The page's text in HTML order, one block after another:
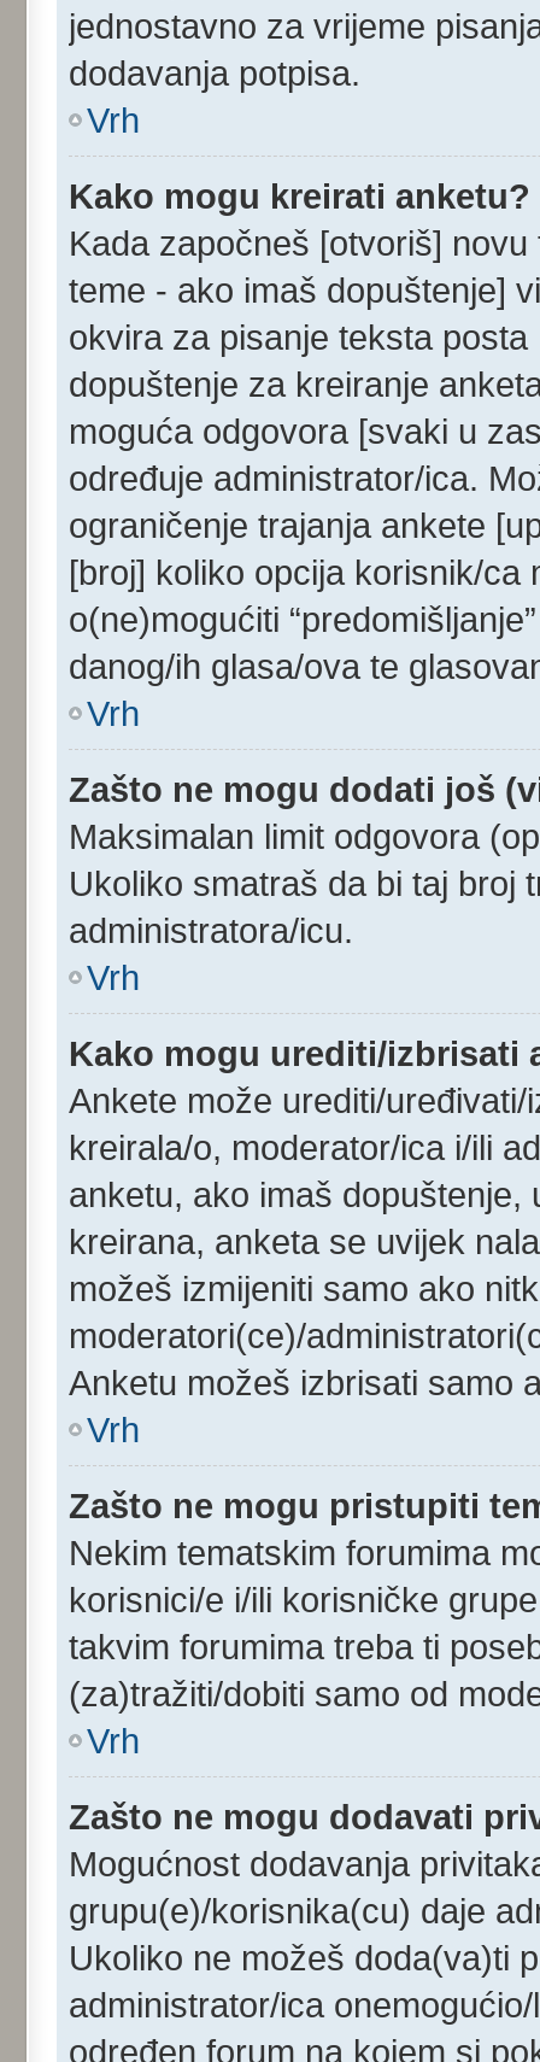
jednostavno za vrijeme
dodavanja potpisa.
Vrh
Kako mogu kreirati anketu?
Kada započneš [otvoriš]
teme - ako imaš dopuštenje]
okvira za pisanje teksta
dopuštenje za kreiranje
moguća odgovora [svaki u
određuje administrator/ica.
ograničenje trajanja ankete
[broj] koliko opcija korisnik/ca
o(ne)mogućiti
danog/ih glasa/ova te
Vrh
Zašto ne mogu dodati još
Maksimalan limit odgovora
Ukoliko smatraš da bi taj broj
administratora/icu.
Vrh
Kako mogu urediti/izbrisati
Ankete može urediti/
kreirala/o, moderator/ica i/ili
anketu, ako imaš
kreirana, anketa se uvijek
možeš izmijeniti samo ako
moderatori(ce)/
Anketu možeš izbrisati samo
Vrh
Zašto ne mogu pristupiti
Nekim tematskim forumima
korisnici/e i/ili korisničke
takvim forumima treba ti
(za)tražiti/dobiti samo od
Vrh
Zašto ne mogu dodavati
Mogućnost dodavanja
grupu(e)/korisnika(cu) daje
Ukoliko ne možeš doda(va)ti
administrator/ica
određen forum na kojem si